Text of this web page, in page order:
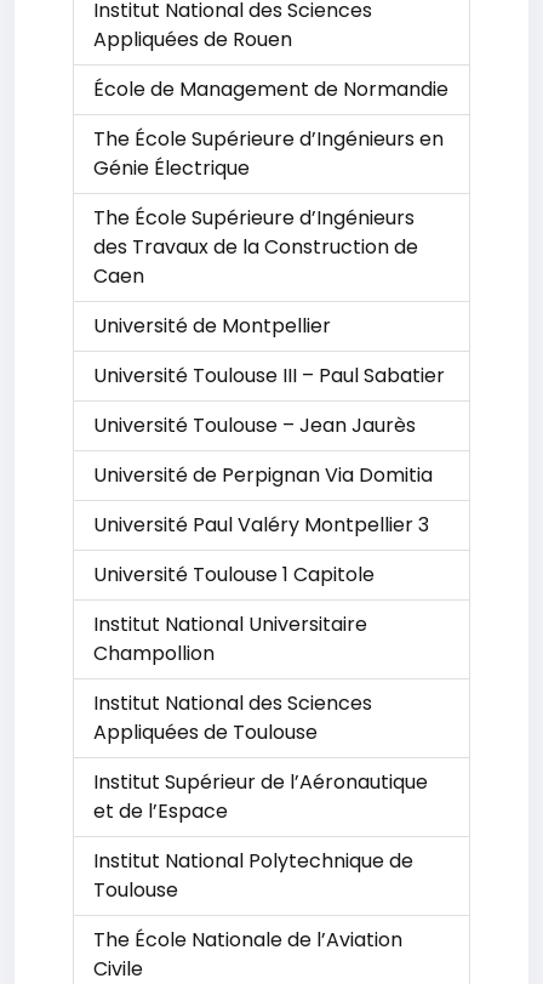
Institut National des Sciences
Appliquées de Rouen
École de Management de Normandie
The École Supérieure d’Ingénieurs en
Génie Électrique
The École Supérieure d’Ingénieurs
des Travaux de la Construction de
Caen
Université de Montpellier
Université Toulouse III – Paul Sabatier
Université Toulouse – Jean Jaurès
Université de Perpignan Via Domitia
Université Paul Valéry Montpellier 3
Université Toulouse 1 Capitole
Institut National Universitaire
Champollion
Institut National des Sciences
Appliquées de Toulouse
Institut Supérieur de l’Aéronautique
et de l’Espace
Institut National Polytechnique de
Toulouse
The École Nationale de l’Aviation
Civile